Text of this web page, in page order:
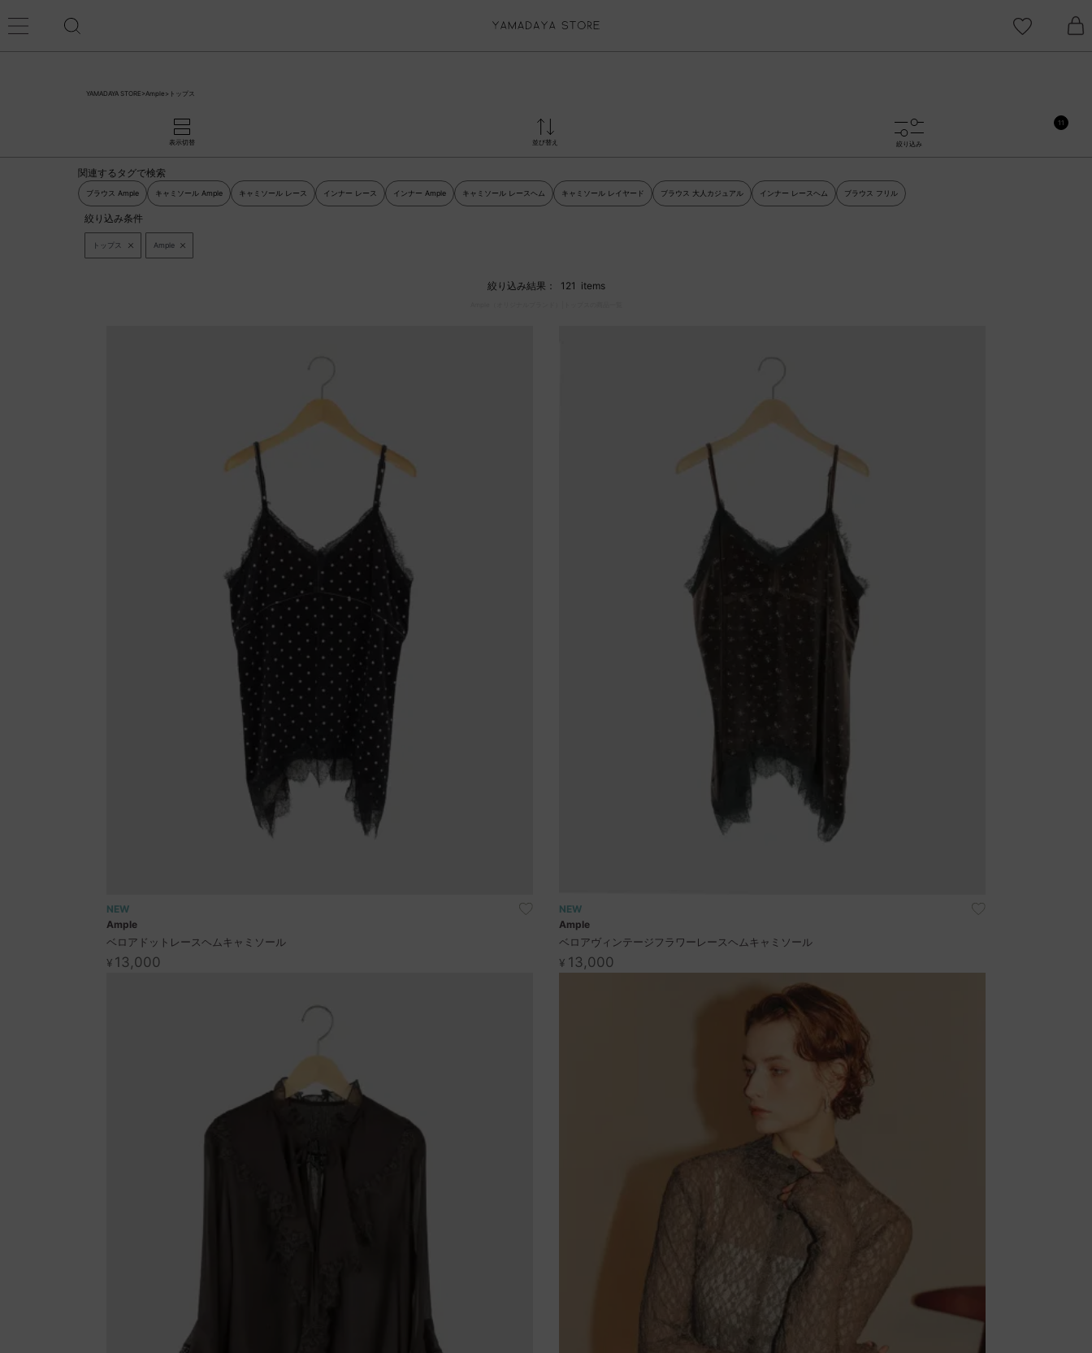
YAMADAYA STORE >Ample > トップス
表示切替 並び替え 絞り込み
11
関連するタグで検索
ブラウス Ample キャミソール Ample キャミソール レース インナー レース インナー Ample キャミソール レースヘム キャミソール レイヤード ブラウス 大人カジュアル インナー レースヘム ブラウス フリル
絞り込み条件
トップス Ample
絞り込み結果： 121 items
NEW
Ample
ベロアドットレースヘムキャミソール
¥13,000
NEW
Ample
ベロアヴィンテージフラワーレースヘムキャミソール
¥13,000
ログイン